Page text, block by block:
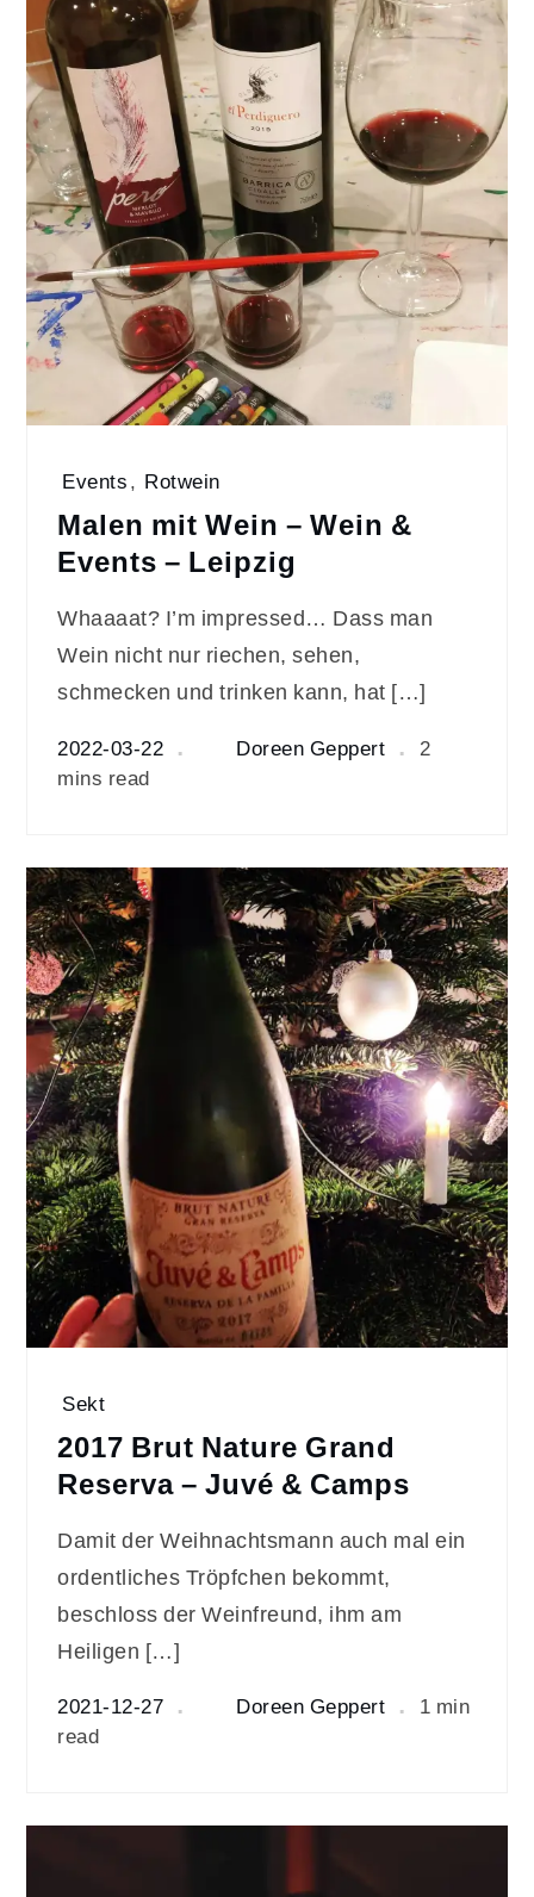
Events, Rotwein
Malen mit Wein – Wein &
Events – Leipzig
Whaaaat? I’m impressed… Dass man
Wein nicht nur riechen, sehen,
schmecken und trinken kann, hat […]
2022-03-22 Doreen Geppert
2
mins read
Sekt
2017 Brut Nature Grand
Reserva – Juvé & Camps
Damit der Weihnachtsmann auch mal ein
ordentliches Tröpfchen bekommt,
beschloss der Weinfreund, ihm am
Heiligen […]
2021-12-27 Doreen Geppert
1 min
read